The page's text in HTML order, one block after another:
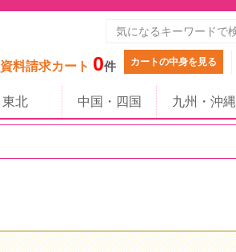
資料請求カート 0件 カートの中身を見る
東北 中国・四国 九州・沖縄